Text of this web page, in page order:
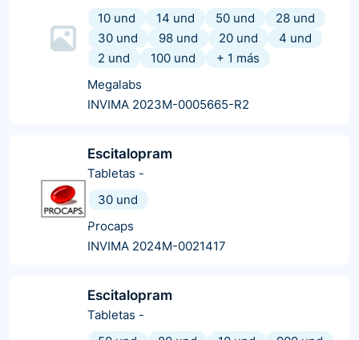
10 und
14 und 50 und
28 und
30 und
98 und 20 und
4 und
2 und
100 und + 1 más
Megalabs
INVIMA 2023M-0005665-R2
Escitalopram
Tabletas -
30 und
Procaps
INVIMA 2024M-0021417
Escitalopram
Tabletas -